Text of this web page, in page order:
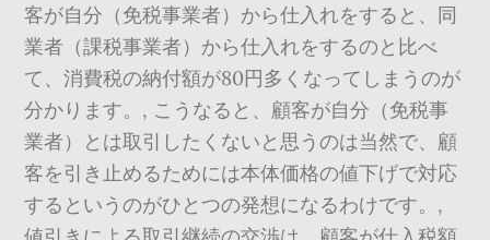
客が自分（免税事業者）から仕入れをすると、同
業者（課税事業者）から仕入れをするのと比べ
て、消費税の納付額が80円多くなってしまうのが
分かります。, こうなると、顧客が自分（免税事
業者）とは取引したくないと思うのは当然で、顧
客を引き止めるためには本体価格の値下げで対応
するというのがひとつの発想になるわけです。,